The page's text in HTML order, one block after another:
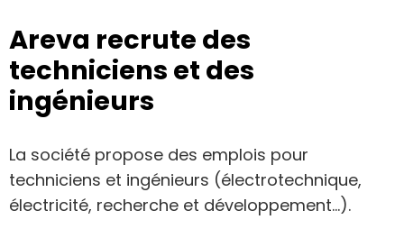
Areva recrute des
techniciens et des
ingénieurs
La société propose des emplois pour
techniciens et ingénieurs (électrotechnique,
électricité, recherche et développement…).